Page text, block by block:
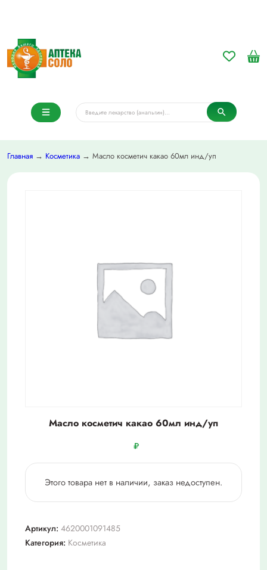
Главная → Косметика → Масло косметич какао 60мл инд/уп
Масло косметич какао 60мл инд/уп
₽
Этого товара нет в наличии, заказ недоступен.
Артикул: 4620001091485
Категория: Косметика